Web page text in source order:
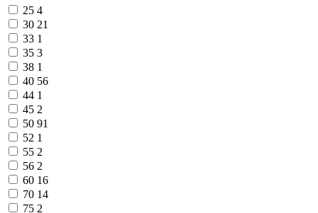
25 4
30 21
33 1
35 3
38 1
40 56
44 1
45 2
50 91
52 1
55 2
56 2
60 16
70 14
75 2